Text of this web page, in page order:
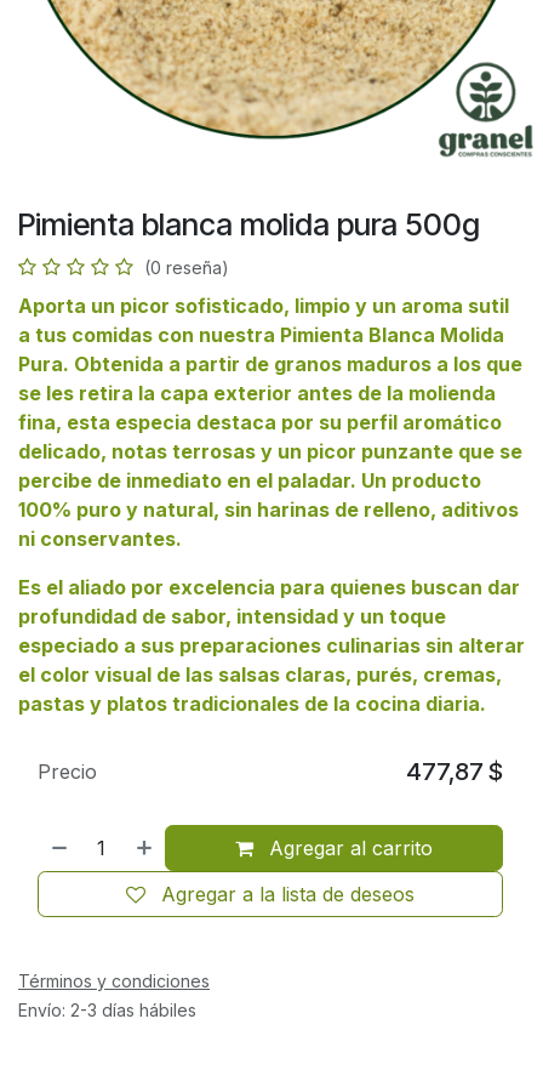
Pimienta blanca molida pura 500g
(0 reseña)
Aporta un picor sofisticado, limpio y un aroma sutil
a tus comidas con nuestra Pimienta Blanca Molida
Pura. Obtenida a partir de granos maduros a los que
se les retira la capa exterior antes de la molienda
fina, esta especia destaca por su perfil aromático
delicado, notas terrosas y un picor punzante que se
percibe de inmediato en el paladar. Un producto
100% puro y natural, sin harinas de relleno, aditivos
ni conservantes.
Es el aliado por excelencia para quienes buscan dar
profundidad de sabor, intensidad y un toque
especiado a sus preparaciones culinarias sin alterar
el color visual de las salsas claras, purés, cremas,
pastas y platos tradicionales de la cocina diaria.
Agregar al carrito
Agregar a la lista de deseos
Precio 477,87 $
Términos y condiciones
Envío: 2-3 días hábiles